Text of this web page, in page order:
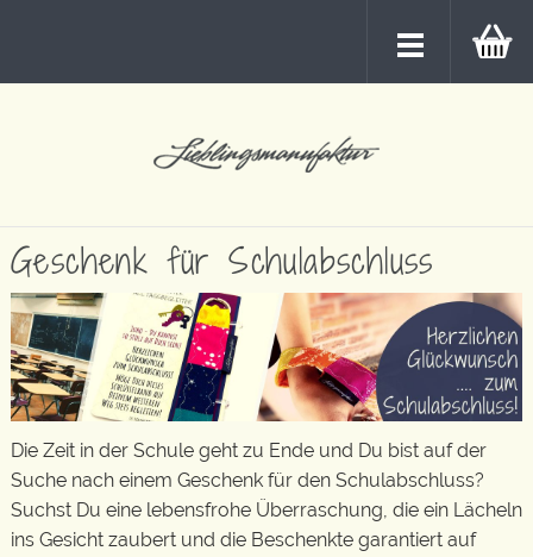
Geschenk für Schulabschluss
Die Zeit in der Schule geht zu Ende und Du bist auf der
Suche nach einem Geschenk für den Schulabschluss?
Suchst Du eine lebensfrohe Überraschung, die ein Lächeln
ins Gesicht zaubert und die Beschenkte garantiert auf